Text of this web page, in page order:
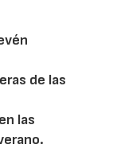
de las
las